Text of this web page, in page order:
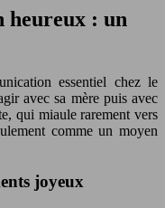
heureux : un
essentiel chez le
avec sa mère puis avec
qui miaule rarement vers
comme un moyen
joyeux